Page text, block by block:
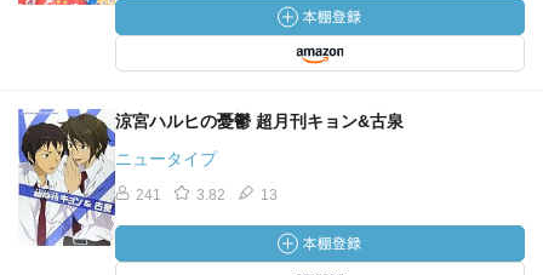
涼宮ハルヒの憂鬱 超月刊キョン&古泉
ニュータイプ
241 3.82 13